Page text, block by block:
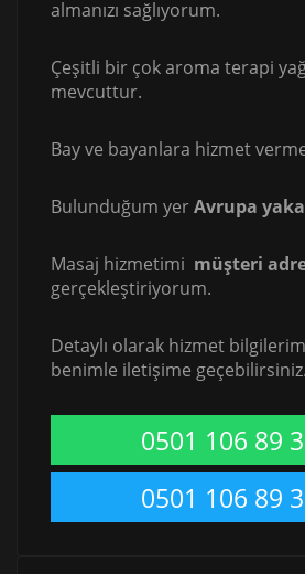
almanızı sağlıyorum.
Çeşitli bir çok aroma terapi
mevcuttur.
Bay ve bayanlara hizmet
Bulunduğum yerAvrupa
Masaj hizmetimi müşteri
gerçekleştiriyorum.
Detaylı olarak hizmet
benimle iletişime geçebilirsiniz.
0501 106 89
0501 106 89